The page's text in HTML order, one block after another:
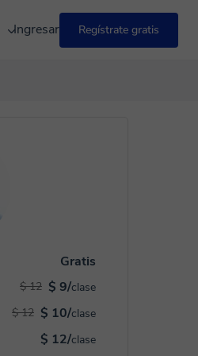
Ingresar Regístrate gratis
Gratis
$ 9/clase
$ 12
$ 10/clase
$ 12
$ 12/clase